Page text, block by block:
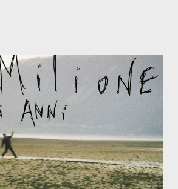
che il nostro inizia questo concept
è" , raccontando la separazione dalla
e del caldo afoso che opprime,
"Non so che ora è, che giorno
E' raro fare uscire come singolo una